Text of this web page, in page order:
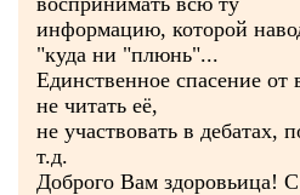
информацию, которой
"куда ни "плюнь"...
Единственное спасение от
не читать её,
не участвовать в дебатах,
т.д.
Доброго Вам здоровьица!